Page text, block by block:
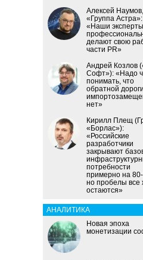
Алексей Наумов,
«Группа Астра»:
«Наши эксперты
делают свою
части PR»
Андрей Козлов
Софт»): «Надо
понимать, что
обратной
нет»
Кирилл Плещ
«Борлас»):
«Российские
разработчики
закрывают
потребности
примерно на
но пробелы все
остаются»
АНАЛИТИКА
Новая эпоха
монетизации